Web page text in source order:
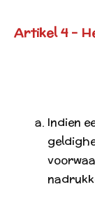
Artikel 4 -
Indien